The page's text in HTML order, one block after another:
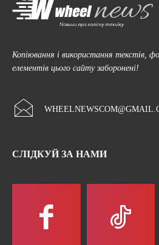
Копіювання і використання текстів,
елементів цього сайту заборонені!
СЛІДКУЙ ЗА НАМИ